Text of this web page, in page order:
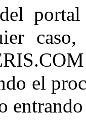
el